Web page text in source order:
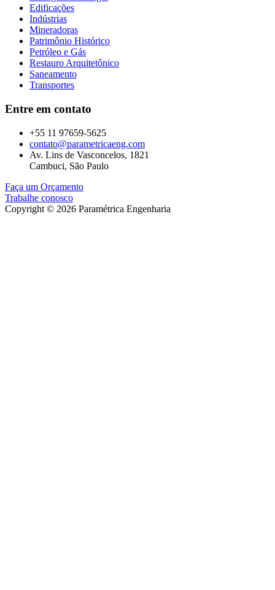
Edificações
Indústrias
Mineradoras
Patrimônio Histórico
Petróleo e Gás
Restauro Arquitetônico
Saneamento
Transportes
Entre em contato
+55 11 97659-5625
contato@parametricaeng.com
Av. Lins de Vasconcelos, 1821
Cambuci, São Paulo
Faça um Orçamento
Trabalhe conosco
Copyright © 2026 Paramétrica Engenharia